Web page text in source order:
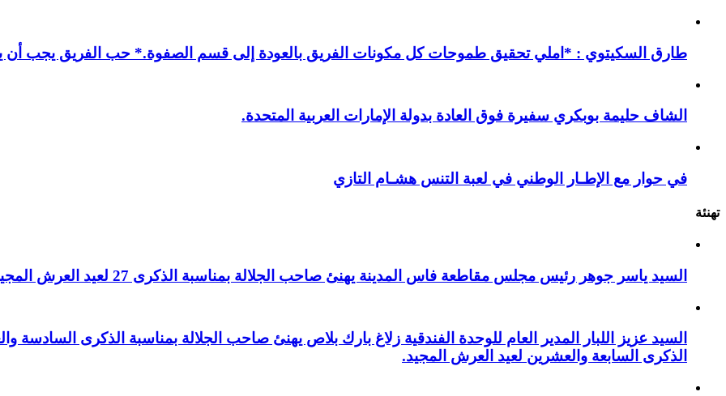
طارق السكيتوي : *املي تحقيق طموحات كل مكونات الفريق بالعودة إلى قسم الصفوة.* حب الفريق يجب أن
الشاف حليمة بوبكري سفيرة فوق العادة بدولة الإمارات العربية المتحدة.
في حوار مع الإطـار الوطني في لعبة التنس هشـام التازي
تهنئة
السيد ياسر جوهر رئيس مجلس مقاطعة فاس المدينة يهنئ صاحب الجلالة بمناسبة الذكرى 27 لعيد العرش المجيد.
السيد عزيز اللبار المدير العام للوحدة الفندقية زلاغ بارك بلاص يهنئ صاحب الجلالة بمناسبة الذكرى
الذكرى السابعة والعشرين لعيد العرش المجيد.